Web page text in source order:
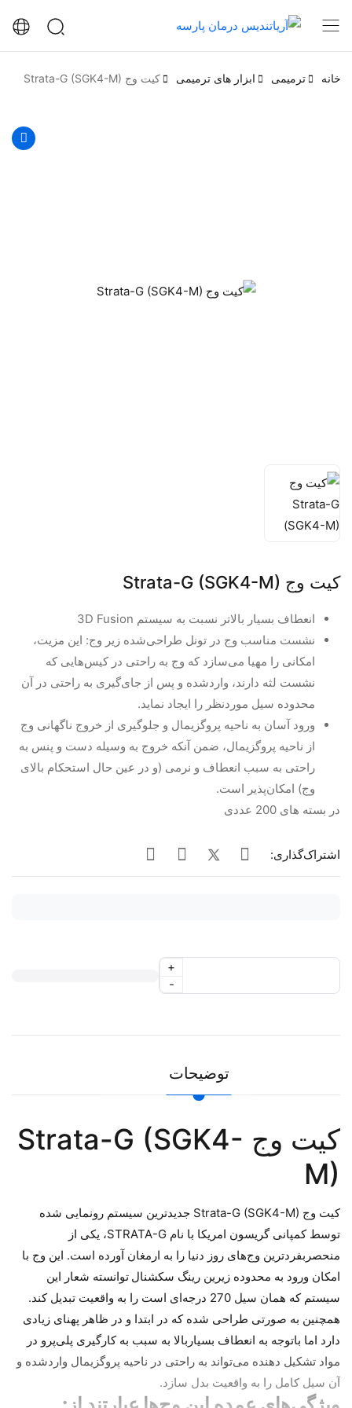
خانه ترمیمی ابزار های ترمیمی کیت وج Strata-G (SGK4-M)
کیت وج Strata-G (SGK4-M)
انعطاف بسیار بالاتر نسبت به سیستم 3D Fusion
نشست مناسب وج در تونل طراحی‌شده زیر وج: این مزیت،
امکانی را مهیا می‌سازد که وج به راحتی در کیس‌هایی که
نشست لثه دارند، واردشده و پس از جای‌گیری به راحتی در آن
محدوده سیل موردنظر را ایجاد نماید.
ورود آسان به ناحیه پروگزیمال و جلوگیری از خروج ناگهانی وج
از ناحیه پروگزیمال، ضمن آنکه خروج به وسیله دست و پنس به
راحتی به سبب انعطاف و نرمی (و در عین حال استحکام بالای
وج) امکان‌پذیر است.
در بسته های 200 عددی
اشتراک‌گذاری:
-
+
توضیحات
کیت وج Strata-G (SGK4-
M)
کیت وج Strata-G (SGK4-M) جدیدترین سیستم رونمایی شده
توسط کمپانی گریسون امریکا با نام STRATA-G، یکی از
منحصربفردترین وج‌های روز دنیا را به ارمغان آورده است. این وج با
امکان ورود به محدوده زیرین رینگ سکشنال توانسته شعار این
سیستم که همان سیل 270 درجه‌ای است را به واقعیت تبدیل کند.
همچنین به صورتی طراحی شده که در ابتدا و در ظاهر پهنای زیادی
دارد اما باتوجه به انعطاف بسیاربالا به سبب به کارگیری پلی‌پرو در
مواد تشکیل دهنده می‌تواند به راحتی در ناحیه پروگزیمال واردشده و
آن سیل کامل را به واقعیت بدل سازد.